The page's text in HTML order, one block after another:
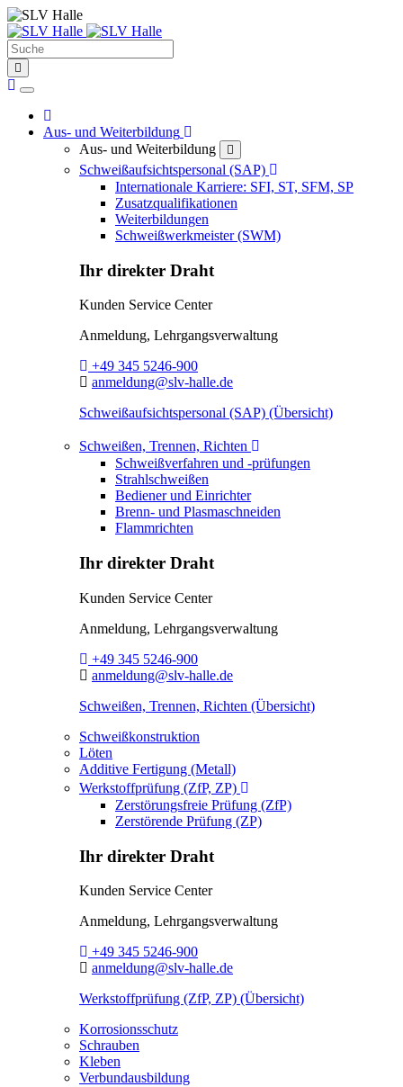
Suche
Home
Aus- und Weiterbildung
Aus- und Weiterbildung
Schweißaufsichtspersonal (SAP) Toggle Dropdown
Internationale Karriere: SFI, ST, SFM, SP
Zusatzqualifikationen
Weiterbildungen
Schweißwerkmeister (SWM)
Ihr direkter Draht
Kunden Service Center
Anmeldung, Lehrgangsverwaltung
Telefon:
+49 345 5246-900
E-Mail:
anmeldung@slv-halle.de
Schweißaufsichtspersonal (SAP) (Übersicht)
Schweißen, Trennen, Richten Toggle Dropdown
Schweißverfahren und -prüfungen
Strahlschweißen
Bediener und Einrichter
Brenn- und Plasmaschneiden
Flammrichten
Ihr direkter Draht
Kunden Service Center
Anmeldung, Lehrgangsverwaltung
Telefon:
+49 345 5246-900
E-Mail:
anmeldung@slv-halle.de
Schweißen, Trennen, Richten (Übersicht)
Schweißkonstruktion
Löten
Additive Fertigung (Metall)
Werkstoffprüfung (ZfP, ZP) Toggle Dropdown
Zerstörungsfreie Prüfung (ZfP)
Zerstörende Prüfung (ZP)
Ihr direkter Draht
Kunden Service Center
Anmeldung, Lehrgangsverwaltung
Telefon:
+49 345 5246-900
E-Mail:
anmeldung@slv-halle.de
Werkstoffprüfung (ZfP, ZP) (Übersicht)
Korrosionsschutz
Schrauben
Kleben
Verbundausbildung